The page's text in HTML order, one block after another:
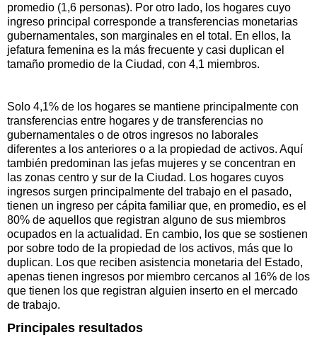
promedio (1,6 personas). Por otro lado, los hogares cuyo
ingreso principal corresponde a transferencias monetarias
gubernamentales, son marginales en el total. En ellos, la
jefatura femenina es la más frecuente y casi duplican el
tamaño promedio de la Ciudad, con 4,1 miembros.
Solo 4,1% de los hogares se mantiene principalmente con
transferencias entre hogares y de transferencias no
gubernamentales o de otros ingresos no laborales
diferentes a los anteriores o a la propiedad de activos. Aquí
también predominan las jefas mujeres y se concentran en
las zonas centro y sur de la Ciudad. Los hogares cuyos
ingresos surgen principalmente del trabajo en el pasado,
tienen un ingreso per cápita familiar que, en promedio, es el
80% de aquellos que registran alguno de sus miembros
ocupados en la actualidad. En cambio, los que se sostienen
por sobre todo de la propiedad de los activos, más que lo
duplican. Los que reciben asistencia monetaria del Estado,
apenas tienen ingresos por miembro cercanos al 16% de los
que tienen los que registran alguien inserto en el mercado
de trabajo.
Principales resultados